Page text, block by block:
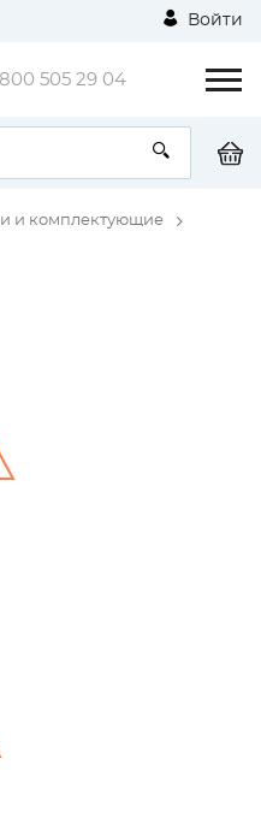
Войти
505 29 04
и комплектующие